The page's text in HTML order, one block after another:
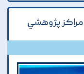
پژوهشي